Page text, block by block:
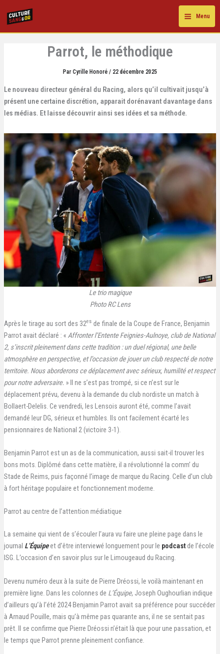
Menu
Parrot, le méthodique
Par Cyrille Honoré / 22 décembre 2025
Le nouveau directeur général du Racing, alors qu’il cultivait jusqu’à
présent une certaine discrétion, apparait dorénavant davantage dans
les médias. Et laisse découvrir ainsi ses idées et sa méthode.
Le trio magique
Photo RC Lens
Après le tirage au sort des 32es de finale de la Coupe de France, Benjamin
Parrot avait déclaré : « Affronter l’Entente Feignies-Aulnoye, club de National
2, s’inscrit pleinement dans cette tradition : un duel régional, une belle
atmosphère en perspective, et l’occasion de jouer un club respecté de notre
territoire. Nous aborderons ce déplacement avec sérieux, humilité et respect
pour notre adversaire. » Il ne s’est pas trompé, si ce n’est sur le
déplacement prévu, devenu à la demande du club nordiste un match à
Bollaert-Delelis. Ce vendredi, les Lensois auront été, comme l’avait
demandé leur DG, sérieux et humbles. Ils ont facilement écarté les
pensionnaires de National 2 (victoire 3-1).
Benjamin Parrot est un as de la communication, aussi sait-il trouver les
bons mots. Diplômé dans cette matière, il a révolutionné la comm’ du
Stade de Reims, puis façonné l’image de marque du Racing. Celle d’un club
à fort héritage populaire et fonctionnement moderne.
Parrot au centre de l’attention médiatique
La semaine qui vient de s’écouler l’aura vu faire une pleine page dans le
journal L’Équipeet d’être interviewé longuement pour le podcastde l’école
ISG. L’occasion d’en savoir plus sur le Limougeaud du Racing.
Devenu numéro deux à la suite de Pierre Dréossi, le voilà maintenant en
première ligne. Dans les colonnes de L’Équipe, Joseph Oughourlian indique
d’ailleurs qu’à l’été 2024 Benjamin Parrot avait sa préférence pour succéder
à Arnaud Pouille, mais qu’à même pas quarante ans, il ne se sentait pas
prêt. Il se confirme que Pierre Dréossi n’était là que pour une passation, et
le temps que Parrot prenne pleinement confiance.